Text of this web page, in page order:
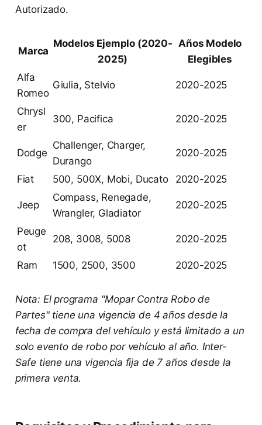
Autorizado.
Marca
Modelos Ejemplo (2020-
2025)
Años Modelo
Elegibles
Alfa
Romeo
Giulia, Stelvio 2020-2025
Chrysl
er
300, Pacifica 2020-2025
Dodge
Challenger, Charger,
Durango
2020-2025
Fiat 500, 500X, Mobi, Ducato 2020-2025
Jeep
Compass, Renegade,
Wrangler, Gladiator
2020-2025
Peuge
ot
208, 3008, 5008 2020-2025
Ram 1500, 2500, 3500 2020-2025
Nota: El programa "Mopar Contra Robo de
Partes" tiene una vigencia de 4 años desde la
fecha de compra del vehículo y está limitado a un
solo evento de robo por vehículo al año. Inter-
Safe tiene una vigencia fija de 7 años desde la
primera venta.